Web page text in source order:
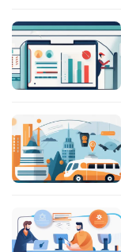
了
解
普
元
联
系
我
们